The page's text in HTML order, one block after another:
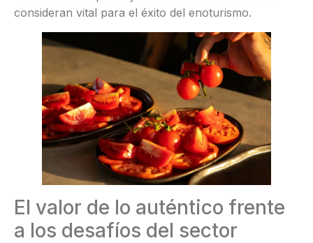
consideran vital para el éxito del enoturismo.
El valor de lo auténtico frente
a los desafíos del sector